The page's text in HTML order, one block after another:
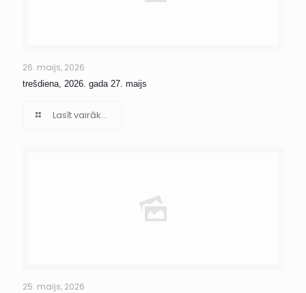
26. maijs, 2026
trešdiena, 2026. gada 27. maijs
Lasīt vairāk...
25. maijs, 2026